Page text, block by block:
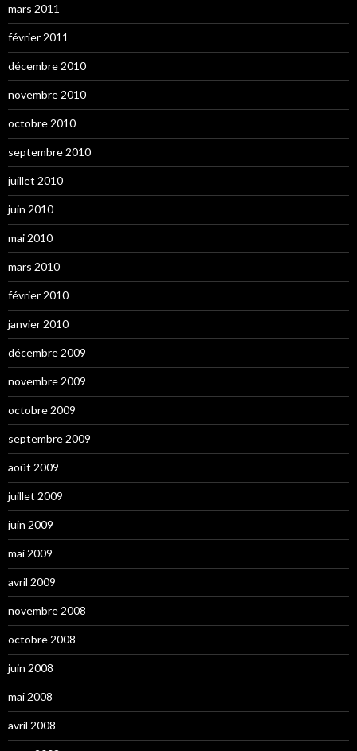
mars 2011
février 2011
décembre 2010
novembre 2010
octobre 2010
septembre 2010
juillet 2010
juin 2010
mai 2010
mars 2010
février 2010
janvier 2010
décembre 2009
novembre 2009
octobre 2009
septembre 2009
août 2009
juillet 2009
juin 2009
mai 2009
avril 2009
novembre 2008
octobre 2008
juin 2008
mai 2008
avril 2008